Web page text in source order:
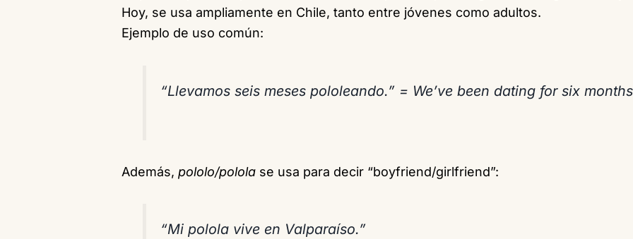
Hoy, se usa ampliamente en Chile, tanto entre jóvenes como adultos.
Ejemplo de uso común:
“Llevamos seis meses pololeando.” = We’ve been dating for six
Además, pololo/polola se usa para decir “boyfriend/girlfriend”:
“Mi polola vive en Valparaíso.”